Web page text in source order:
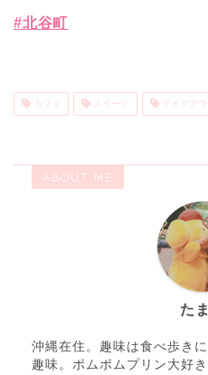
#北谷町
カフェ スイーツ テイクアウ
ABOUT ME
た
沖縄在住。趣味は食べ歩き
趣味。ポムポムプリン大好き